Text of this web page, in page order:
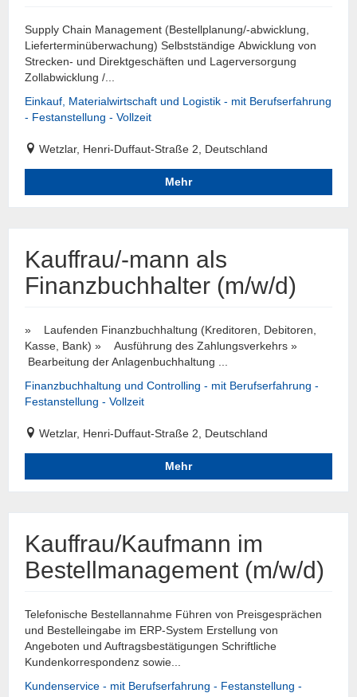
Supply Chain Management (Bestellplanung/-abwicklung,
Lieferterminüberwachung) Selbstständige Abwicklung von
Strecken- und Direktgeschäften und Lagerversorgung
Zollabwicklung /...
Einkauf, Materialwirtschaft und Logistik - mit Berufserfahrung
- Festanstellung - Vollzeit
Wetzlar, Henri-Duffaut-Straße 2, Deutschland
Mehr
Kauffrau/-mann als
Finanzbuchhalter (m/w/d)
» Laufenden Finanzbuchhaltung (Kreditoren, Debitoren,
Kasse, Bank) » Ausführung des Zahlungsverkehrs »
Bearbeitung der Anlagenbuchhaltung ...
Finanzbuchhaltung und Controlling - mit Berufserfahrung -
Festanstellung - Vollzeit
Wetzlar, Henri-Duffaut-Straße 2, Deutschland
Mehr
Kauffrau/Kaufmann im
Bestellmanagement (m/w/d)
Telefonische Bestellannahme Führen von Preisgesprächen
und Bestelleingabe im ERP-System Erstellung von
Angeboten und Auftragsbestätigungen Schriftliche
Kundenkorrespondenz sowie...
Kundenservice - mit Berufserfahrung - Festanstellung -